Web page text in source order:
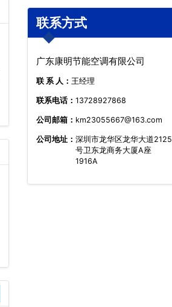
联系方式
广东康明节能空调有限公司
联 系 人： 王经理
联系电话： 13728927868
公司邮箱： km23055667@163.com
公司地址： 深圳市龙华区龙华大道2125
号卫东龙商务大厦A座
1916A